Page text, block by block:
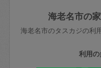
依頼者不在によ
金額の100%＋
※例：依頼日時
合、水曜日午
きた場合は損害
ご注意ください
玉、など
あわせてこちら
はありますか？
海老名市の
海老名市のタスカジの利
利用の